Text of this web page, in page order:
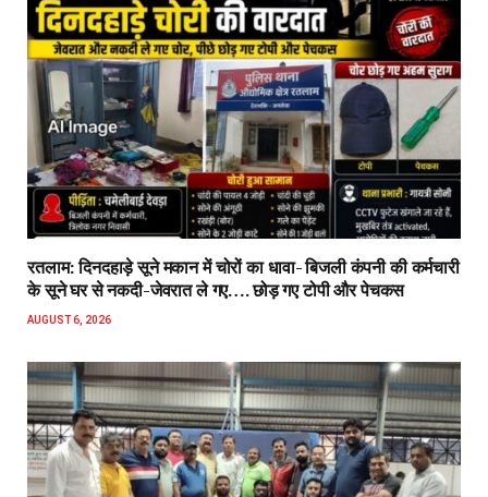
रतलाम: दिनदहाड़े सूने मकान में चोरों का धावा- बिजली कंपनी की कर्मचारी
के सूने घर से नकदी-जेवरात ले गए…. छोड़ गए टोपी और पेचकस
AUGUST 6, 2026